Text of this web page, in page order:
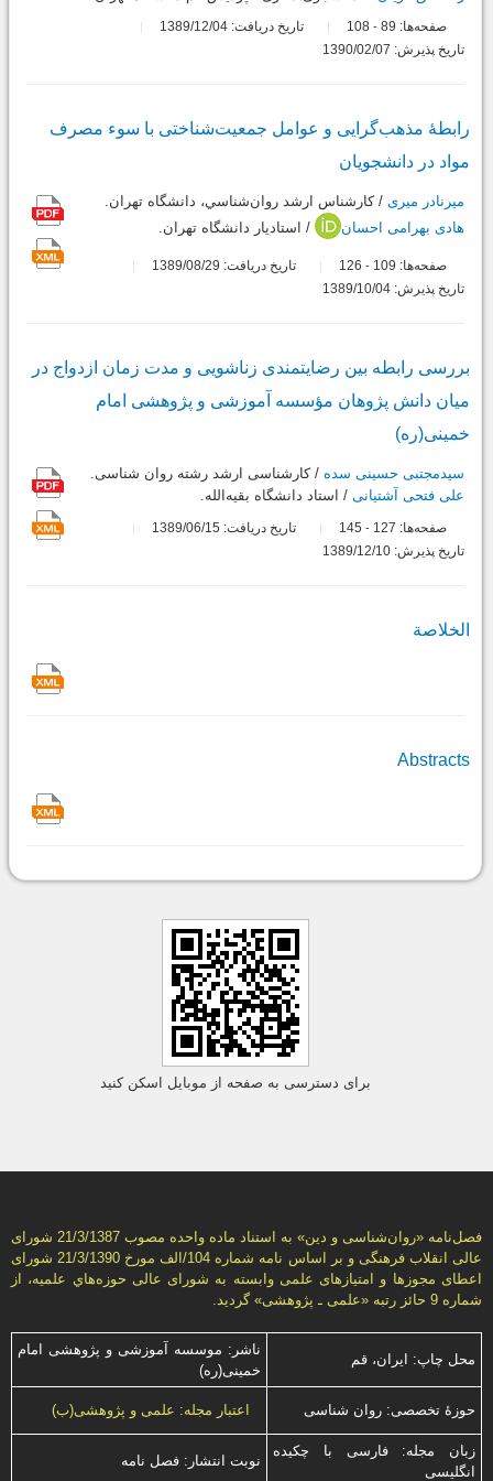
صفحه‌ها: 89
-
تاریخ دریافت: 1389/12/04
تاریخ پذیرش: 1390/02/07
رابطۀ مذهب‌گرایی و عوامل جمعیت‌شناختی با سوء مصرف
مواد در دانشجویان
میرنادر میری / كارشناس ارشد روان‌شناسي، دانشگاه تهران.
هادی بهرامی احسان
/ استاديار دانشگاه تهران.
صفحه‌ها: 109
-
تاریخ دریافت: 1389/08/29
تاریخ پذیرش: 1389/10/04
بررسی رابطه بین رضایتمندی زناشویی و مدت زمان ازدواج در
میان دانش پژوهان مؤسسه آموزشی و پژوهشی امام
خمینی(ره)
سیدمجتبی حسینی سده / کارشناسی ارشد رشته روان شناسی.
علی فتحی آشتیانی / استاد دانشگاه بقیه‌الله.
صفحه‌ها: 127
-
تاریخ دریافت: 1389/06/15
تاریخ پذیرش: 1389/12/10
الخلاصة
Abstracts
برای دسترسی به صفحه از موبایل اسکن کنید
فصل‌نامه «روان‌شناسی و دين» به استناد ماده واحده مصوب 21/3/1387 شورای
عالی انقلاب فرهنگی و بر اساس نامه شماره 104/الف مورخ 21/3/1390 شورای
اعطای مجوزها و امتيازهای علمی وابسته به شورای عالی حوزه‌هاي علميه، از
شماره 9 حائز رتبه «علمی ـ پژوهشی» گرديد.
محل چاپ: ایران، قم
ناشر: موسسه آموزشی و پژوهشی امام
خمینی(ره)
حوزۀ تخصصی: روان شناسی اعتبار مجله: علمی و پژوهشی(ب)
زبان مجله: فارسی با چكیده
انگلیسی
نوبت انتشار: فصل نامه